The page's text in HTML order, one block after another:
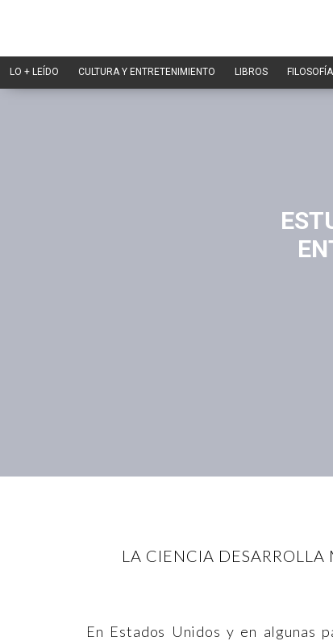
LO + LEÍDO CULTURA Y ENTRETENIMIENTO LIBROS FILOSOFÍA
LA CIENCIA DESARROLLA
En Estados Unidos y en algunas